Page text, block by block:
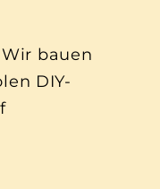
bauen
DIY-